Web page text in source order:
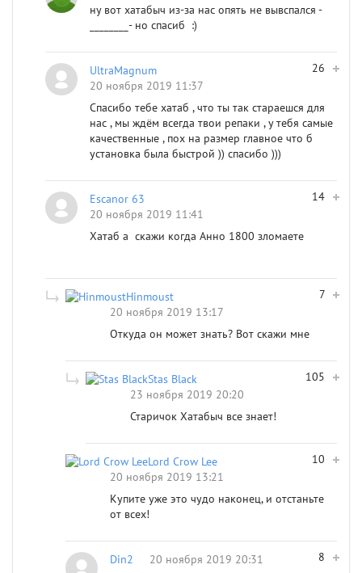
ну вот хатабыч из-за нас опять не вывспался -
________- но спасиб :)
26
UltraMagnum
20 ноября 2019 11:37
Спасибо тебе хатаб , что ты так стараешся для
нас , мы ждём всегда твои репаки , у тебя самые
качественные , пох на размер главное что б
установка была быстрой )) спасибо )))
14
Escanor 63
20 ноября 2019 11:41
Хатаб а скажи когда Анно 1800 зломаете
7
Hinmoust
20 ноября 2019 13:17
Откуда он может знать? Вот скажи мне
105
Stas Black
23 ноября 2019 20:20
Старичок Хатабыч все знает!
10
Lord Crow Lee
20 ноября 2019 13:21
Купите уже это чудо наконец, и отстаньте
от всех!
8
Din2
20 ноября 2019 20:31